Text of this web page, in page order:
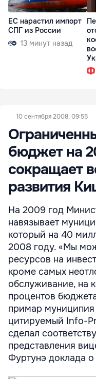
ЕС нарастил импорт
СПГ из России
13 минут назад
10 сентября 2008, 09:55
бюджет на
сокращает
развития
На 2009 год
навязывает
который на 40
2008 году. «Мы
ресурсов на
кроме самых
обслуживание, на
процентов
примар
цитируемый Info-
сделал
представления
Фуртунэ доклада о